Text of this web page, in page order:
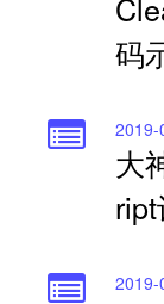
码
2019-
大
2019-